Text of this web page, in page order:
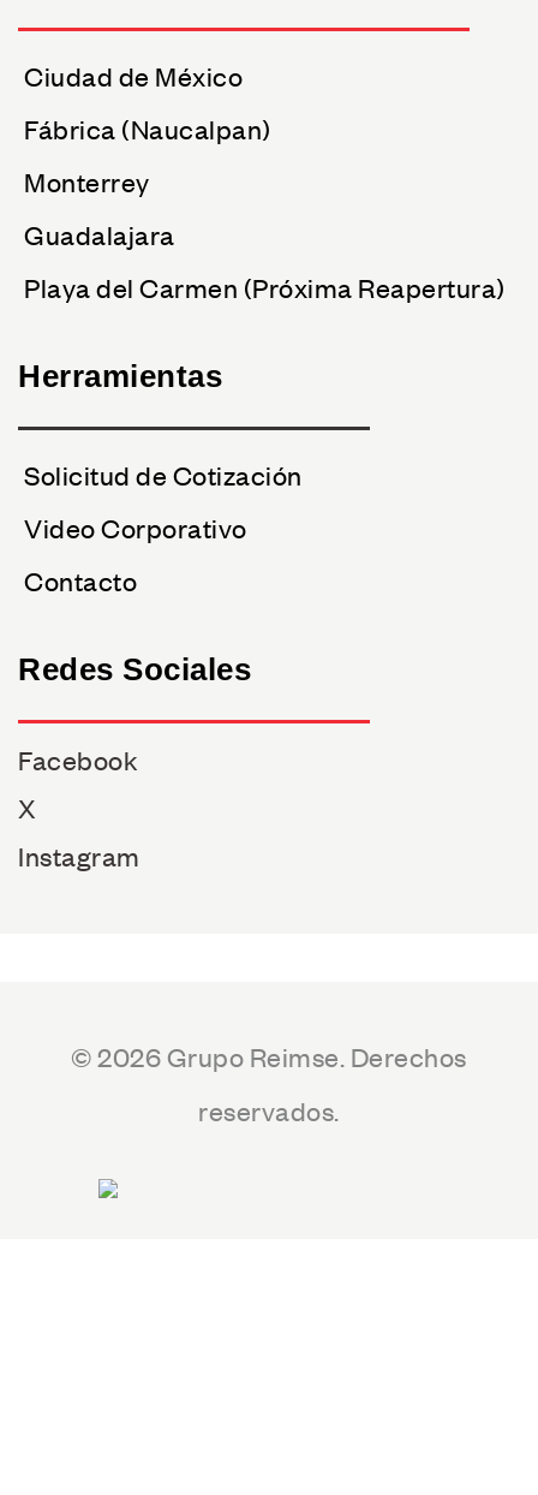
Ciudad de México
Fábrica (Naucalpan)
Monterrey
Guadalajara
Playa del Carmen (Próxima Reapertura)
Herramientas
Solicitud de Cotización
Video Corporativo
Contacto
Redes Sociales
Facebook
X
Instagram
© 2026 Grupo Reimse. Derechos
reservados.